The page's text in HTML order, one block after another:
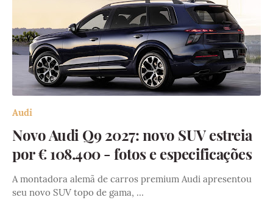
Audi
Novo Audi Q9 2027: novo SUV estreia
por € 108.400 - fotos e especificações
A montadora alemã de carros premium Audi apresentou
seu novo SUV topo de gama, …